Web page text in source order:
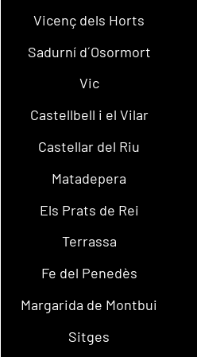
Vicenç dels Horts
Sadurní d´Osormort
Vic
Castellbell i el Vilar
Castellar del Riu
Matadepera
Els Prats de Rei
Terrassa
Fe del Penedès
Margarida de Montbui
Sitges